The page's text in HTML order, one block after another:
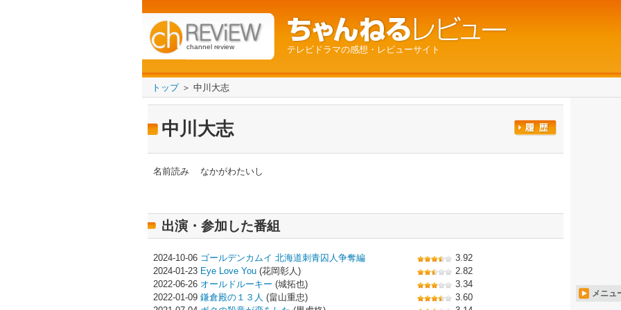
channel review テレビドラマの感想・レビューサイト
トップ＞ 中川大志
中川大志
名前読み なかがわたいし
出演・参加した番組
2024-10-06 ゴールデンカムイ 北海道刺青囚人争奪編
3.92
2024-01-23 Eye Love You (花岡彰人)
2.82
2022-06-26 オールドルーキー (城拓也)
3.34
2022-01-09 鎌倉殿の１３人 (畠山重忠)
3.60
メニュ